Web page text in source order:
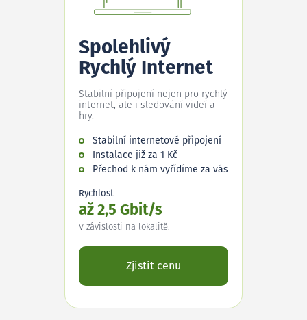
Spolehlivý
Rychlý Internet
Stabilní připojení nejen pro rychlý
internet, ale i sledování videí a
hry.
Stabilní internetové připojení
Instalace již za 1 Kč
Přechod k nám vyřídíme za vás
Rychlost
až 2,5 Gbit/s
V závislosti na lokalitě.
Zjistit cenu